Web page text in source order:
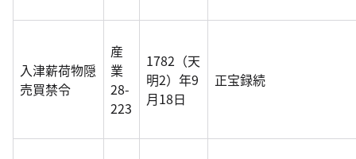
入津薪荷物隠
売買禁令
産
業
28-
223
1782（天
明2）年9
月18日
正宝録続